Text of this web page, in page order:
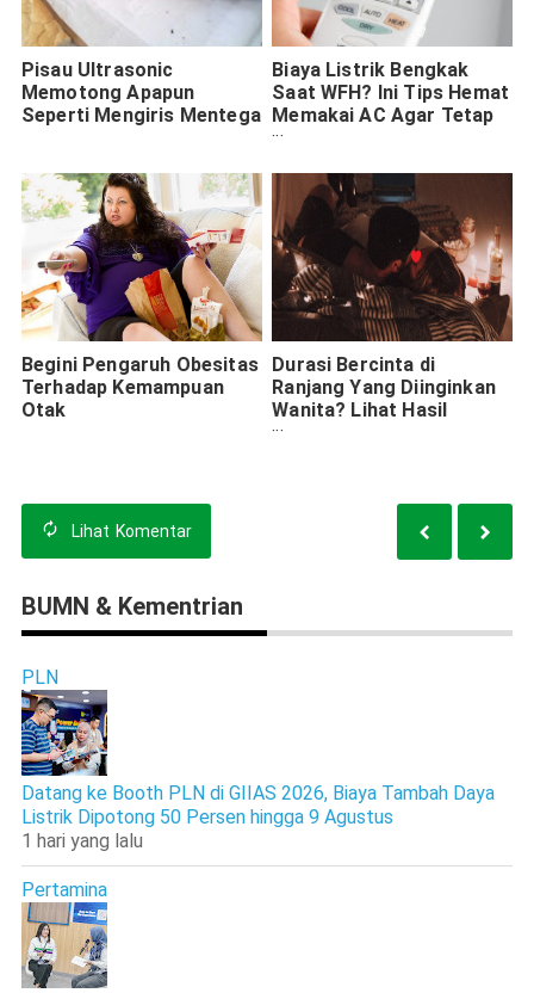
Pisau Ultrasonic
Memotong Apapun
Seperti Mengiris Mentega
Biaya Listrik Bengkak
Saat WFH? Ini Tips Hemat
Memakai AC Agar Tetap
Dingin
Begini Pengaruh Obesitas
Terhadap Kemampuan
Otak
Durasi Bercinta di
Ranjang Yang Diinginkan
Wanita? Lihat Hasil
Survey Terbaru
Lihat Komentar
BUMN & Kementrian
PLN
Datang ke Booth PLN di GIIAS 2026, Biaya Tambah Daya
Listrik Dipotong 50 Persen hingga 9 Agustus
1 hari yang lalu
Pertamina